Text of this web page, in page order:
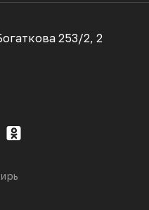
253/2, 2